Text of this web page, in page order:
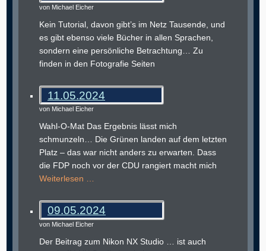
von Michael Eicher
Kein Tutorial, davon gibt’s im Netz Tausende, und
es gibt ebenso viele Bücher in allen Sprachen,
sondern eine persönliche Betrachtung… Zu
finden in den Fotografie Seiten
11.05.2024
von Michael Eicher
Wahl-O-Mat Das Ergebnis lässt mich
schmunzeln… Die Grünen landen auf dem letzten
Platz – das war nicht anders zu erwarten. Dass
die FDP noch vor der CDU rangiert macht mich
Weiterlesen …
09.05.2024
von Michael Eicher
Der Beitrag zum Nikon NX Studio … ist auch